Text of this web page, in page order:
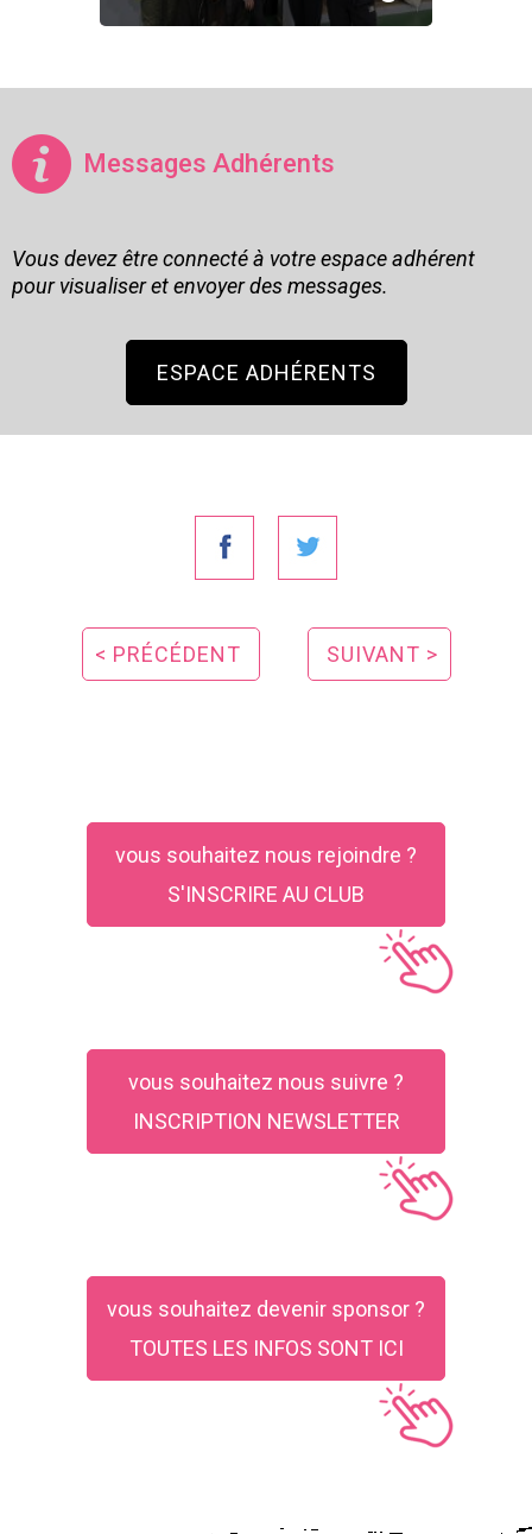
Messages Adhérents
Vous devez être connecté à votre espace adhérent
pour visualiser et envoyer des messages.
ESPACE ADHÉRENTS
< PRÉCÉDENT SUIVANT >
vous souhaitez nous rejoindre ?
S'INSCRIRE AU CLUB
vous souhaitez nous suivre ?
INSCRIPTION NEWSLETTER
vous souhaitez devenir sponsor ?
TOUTES LES INFOS SONT ICI